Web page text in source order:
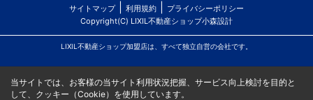
サイトマップ 利用規約
プライバシーポリシー
Copyright(C) LIXIL不動産ショップ小森設計
LIXIL不動産ショップ加盟店は、すべて独立自営の会社です。
当サイトでは、お客様の当サイト利用状況把握、サービス向上検討を目的と
して、クッキー（Cookie）を使用しています。